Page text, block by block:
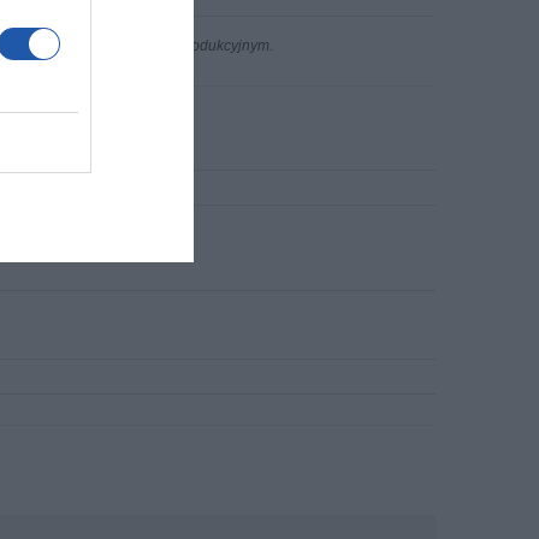
w procesie produkcyjnym.